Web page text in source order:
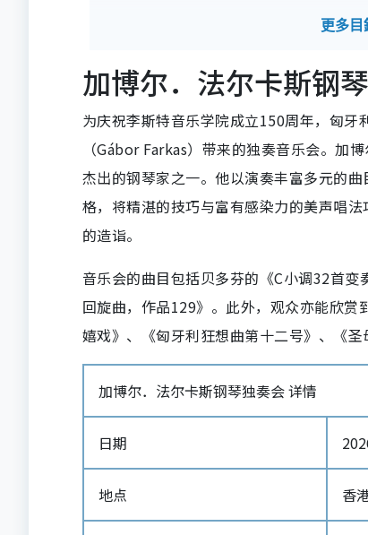
加博尔．法尔卡斯钢
为庆祝李斯特音乐学院成立150周年，匈
（Gábor Farkas）带来的独奏音乐会。加
杰出的钢琴家之一。他以演奏丰富多元的
格，将精湛的技巧与富有感染力的美声唱
的造诣。
音乐会的曲目包括贝多芬的《C小调32首
回旋曲，作品129》。此外，观众亦能欣
嬉戏》、《匈牙利狂想曲第十二号》、《
加博尔．法尔卡斯钢琴独奏会 详情
日期
地点 香